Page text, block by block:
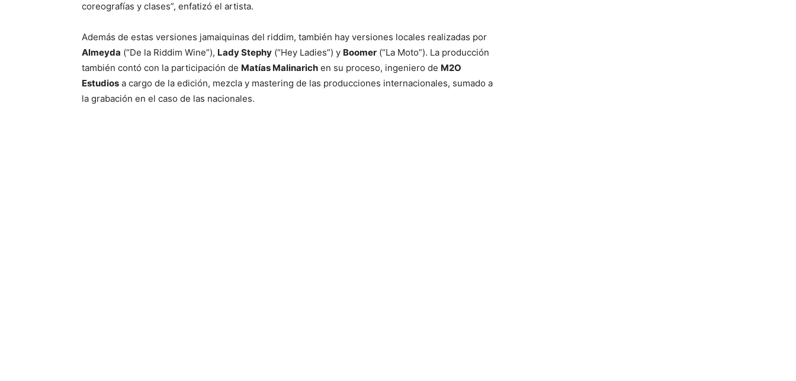
coreografías y clases”, enfatizó el artista.
Además de estas versiones jamaiquinas del riddim, también hay versiones locales realizadas por
Almeyda (“De la Riddim Wine”), Lady Stephy (“Hey Ladies”) y Boomer (“La Moto”). La producción
también contó con la participación de Matías Malinarich en su proceso, ingeniero de M2O
Estudios a cargo de la edición, mezcla y mastering de las producciones internacionales, sumado a
la grabación en el caso de las nacionales.